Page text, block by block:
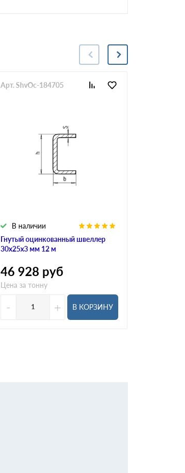
Гнутый оцинкованный швеллер
30х25х3 мм 12 м
В наличии
Арт. ShvOc-184705
46 928 руб
Цена за тонну
- + В КОРЗИНУ